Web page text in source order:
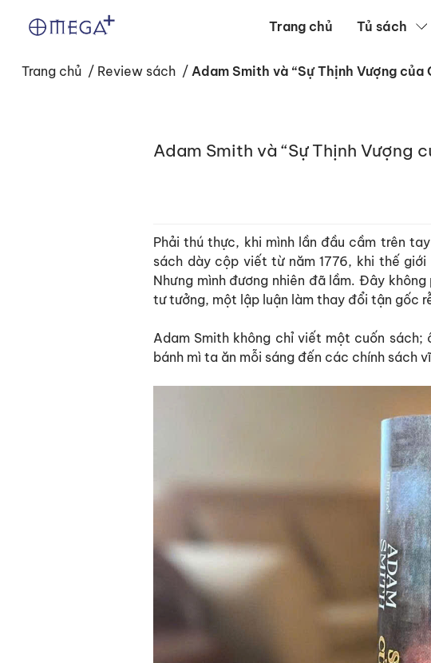
Trang chủ Tủ sách
Trang chủ / Review sách / Adam Smith và “Sự Thịnh Vượng
Adam Smith và “Sự Thịnh Vượng
Phải thú thực, khi mình lần đầu cầm trên
sách dày cộp viết từ năm 1776, khi thế
Nhưng mình đương nhiên đã lầm. Đây
tư tưởng, một lập luận làm thay đổi tận gốc
Adam Smith không chỉ viết một cuốn
bánh mì ta ăn mỗi sáng đến các chính sách